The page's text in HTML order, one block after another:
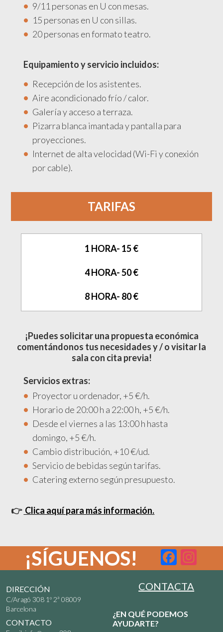
9/11 personas en U con mesas.
15 personas en U con sillas.
20 personas en formato teatro.
Equipamiento y servicio incluidos:
Recepción de los asistentes.
Aire acondicionado frío / calor.
Galería y acceso a terraza.
Pizarra blanca imantada y pantalla para
proyecciones.
Internet de alta velocidad (Wi-Fi y conexión
por cable).
TARIFAS
1 HORA- 15 €
4 HORA- 50 €
8 HORA- 80 €
¡Puedes solicitar una propuesta económica
comentándonos tus necesidades y / o visitar la
sala con cita previa!
Servicios extras:
Proyector u ordenador, +5 €/h.
Horario de 20:00 h a 22:00 h, +5 €/h.
Desde el viernes a las 13:00 h hasta
domingo, +5 €/h.
Cambio distribución, +10 €/ud.
Servicio de bebidas según tarifas.
Catering externo según presupuesto.
👉 Clica aquí para más información.
¡SÍGUENOS!
F
ac
e
o
st
DIRECCIÓN
C/Aragó 308 1º 2ª 08009
Barcelona
CONTACTO
CONTACTA
¿EN QUÉ PODEMOS
AYUDARTE?